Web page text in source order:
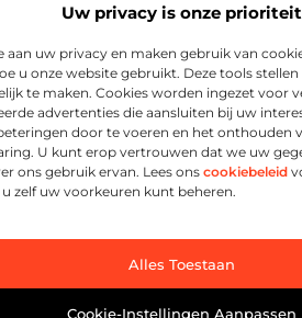
Uw privacy is onze prioriteit
aan uw privacy en maken gebruik van
u onze website gebruikt. Deze tools
te maken. Cookies worden ingezet voor
advertenties die aansluiten bij uw
door te voeren en het onthouden
U kunt erop vertrouwen dat we uw
ons gebruik ervan. Lees ons cookiebeleid
zelf uw voorkeuren kunt beheren.
Alles Toestaan
Cookie-Instellingen Aanpassen